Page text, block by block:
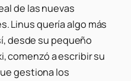
de las nuevas
Linus quería algo más
desde su pequeño
comenzó a escribir su
gestiona los